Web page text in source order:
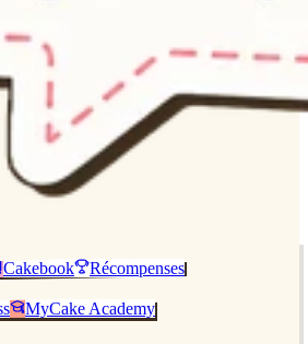
Cakebook Récompenses
MyCake Academy